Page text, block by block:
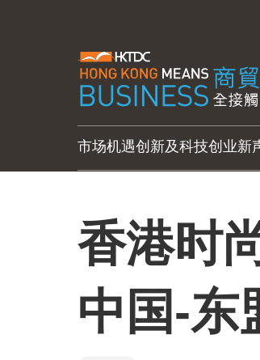
市场机遇创新及科技创业新
香港时
中国-东